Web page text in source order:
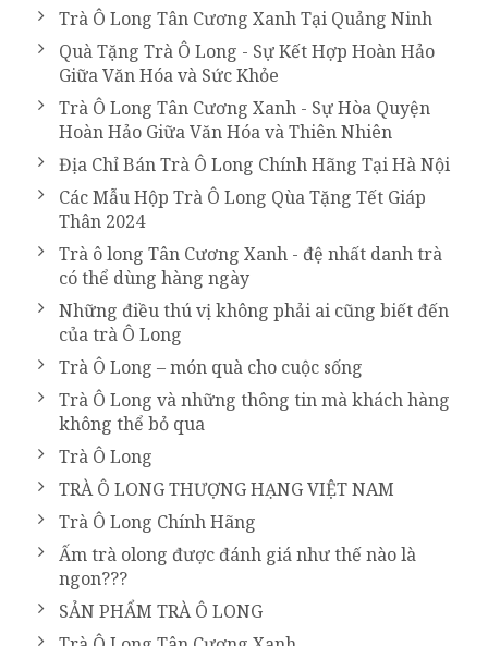
Trà Ô Long Tân Cương Xanh Tại Quảng Ninh
Quà Tặng Trà Ô Long - Sự Kết Hợp Hoàn Hảo
Giữa Văn Hóa và Sức Khỏe
Trà Ô Long Tân Cương Xanh - Sự Hòa Quyện
Hoàn Hảo Giữa Văn Hóa và Thiên Nhiên
Địa Chỉ Bán Trà Ô Long Chính Hãng Tại Hà Nội
Các Mẫu Hộp Trà Ô Long Qùa Tặng Tết Giáp
Thân 2024
Trà ô long Tân Cương Xanh - đệ nhất danh trà
có thể dùng hàng ngày
Những điều thú vị không phải ai cũng biết đến
của trà Ô Long
Trà Ô Long – món quà cho cuộc sống
Trà Ô Long và những thông tin mà khách hàng
không thể bỏ qua
Trà Ô Long
TRÀ Ô LONG THƯỢNG HẠNG VIỆT NAM
Trà Ô Long Chính Hãng
Ấm trà olong được đánh giá như thế nào là
ngon???
SẢN PHẨM TRÀ Ô LONG